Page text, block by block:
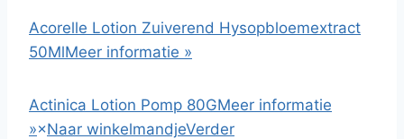
Acorelle Lotion Zuiverend Hysopbloemextract
50MlMeer informatie »
Actinica Lotion Pomp 80GMeer informatie
»×Naar winkelmandjeVerder